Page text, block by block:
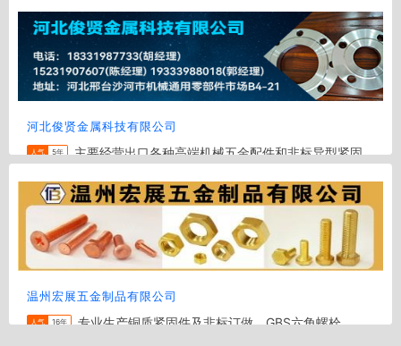
圈，内锯齿锁紧垫圈，外锯齿锁紧垫圈，锥形垫圈，止动环，
卡环，钢丝挡圈等
河北俊贤金属科技有限公司
人气 5年
主要经营出口各种高端机械五金配件和非标异型紧固
备，管道，风能配件，铁路配件，工具等精密紧固件领域
电话:
温州宏展五金制品有限公司
人气 16年
专业生产铜质紧固件及非标订做，GBS六角螺栓、